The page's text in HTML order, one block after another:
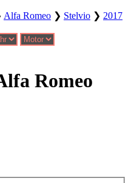
Alfa Romeo ❯ Stelvio ❯ 2017
Romeo